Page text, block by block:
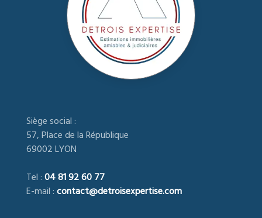
Siège social :
57, Place de la République
69002 LYON
Tel :04 81 92 60 77
E-mail :contact@detroisexpertise.com